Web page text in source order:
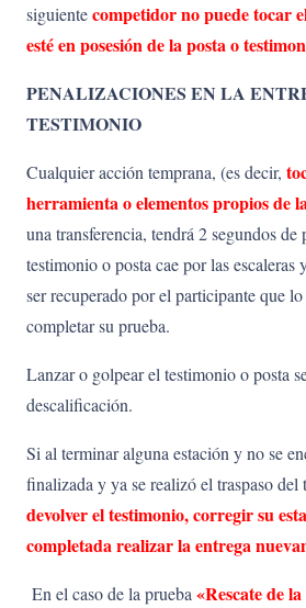
siguientecompetidornopuedetocar
esté en posesión de la posta o
PENALIZACIONES EN LA
TESTIMONIO
Cualquier acción temprana, (es decir,
herramienta o elementos propios de
una transferencia, tendrá 2 segundos
testimonio o posta cae por las escaleras
ser recuperado por el participante que
completar su prueba.
Lanzar o golpear el testimonio o posta
descalificación.
Si al terminar alguna estación y no se
finalizada y ya se realizó el traspaso del
devolvereltestimonio, corregir su
completada realizar la entrega
En el caso de la prueba «Rescate de